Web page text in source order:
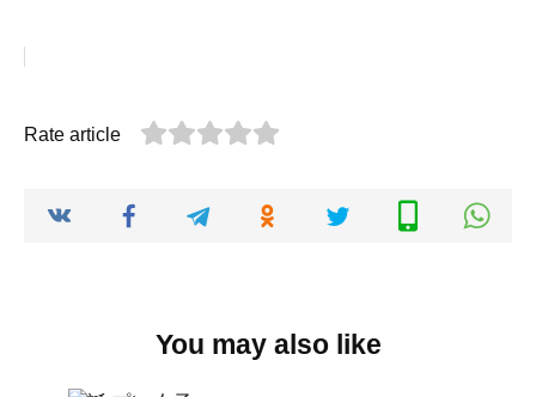
Rate article
You may also like